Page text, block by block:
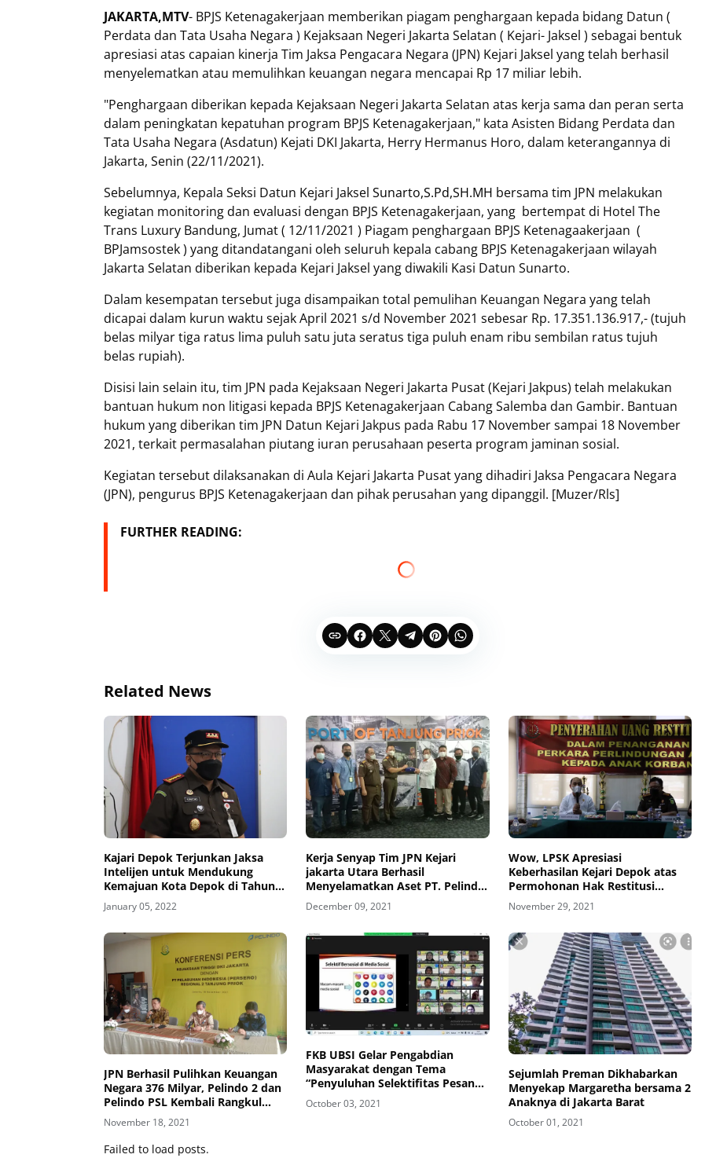
JAKARTA,MTV- BPJS Ketenagakerjaan memberikan piagam penghargaan kepada bidang Datun (
Perdata dan Tata Usaha Negara ) Kejaksaan Negeri Jakarta Selatan ( Kejari- Jaksel ) sebagai bentuk
apresiasi atas capaian kinerja Tim Jaksa Pengacara Negara (JPN) Kejari Jaksel yang telah berhasil
menyelematkan atau memulihkan keuangan negara mencapai Rp 17 miliar lebih.
"Penghargaan diberikan kepada Kejaksaan Negeri Jakarta Selatan atas kerja sama dan peran serta
dalam peningkatan kepatuhan program BPJS Ketenagakerjaan," kata Asisten Bidang Perdata dan
Tata Usaha Negara (Asdatun) Kejati DKI Jakarta, Herry Hermanus Horo, dalam keterangannya di
Jakarta, Senin (22/11/2021).
Sebelumnya, Kepala Seksi Datun Kejari Jaksel Sunarto,S.Pd,SH.MH bersama tim JPN melakukan
kegiatan monitoring dan evaluasi dengan BPJS Ketenagakerjaan, yang bertempat di Hotel The
Trans Luxury Bandung, Jumat ( 12/11/2021 ) Piagam penghargaan BPJS Ketenagaakerjaan (
BPJamsostek ) yang ditandatangani oleh seluruh kepala cabang BPJS Ketenagakerjaan wilayah
Jakarta Selatan diberikan kepada Kejari Jaksel yang diwakili Kasi Datun Sunarto.
Dalam kesempatan tersebut juga disampaikan total pemulihan Keuangan Negara yang telah
dicapai dalam kurun waktu sejak April 2021 s/d November 2021 sebesar Rp. 17.351.136.917,- (tujuh
belas milyar tiga ratus lima puluh satu juta seratus tiga puluh enam ribu sembilan ratus tujuh
belas rupiah).
Disisi lain selain itu, tim JPN pada Kejaksaan Negeri Jakarta Pusat (Kejari Jakpus) telah melakukan
bantuan hukum non litigasi kepada BPJS Ketenagakerjaan Cabang Salemba dan Gambir. Bantuan
hukum yang diberikan tim JPN Datun Kejari Jakpus pada Rabu 17 November sampai 18 November
2021, terkait permasalahan piutang iuran perusahaan peserta program jaminan sosial.
Kegiatan tersebut dilaksanakan di Aula Kejari Jakarta Pusat yang dihadiri Jaksa Pengacara Negara
(JPN), pengurus BPJS Ketenagakerjaan dan pihak perusahan yang dipanggil. [Muzer/Rls]
FURTHER READING:
Related News
Kajari Depok Terjunkan Jaksa
Intelijen untuk Mendukung
Kemajuan Kota Depok di Tahun
2022
January 05, 2022
Kerja Senyap Tim JPN Kejari
jakarta Utara Berhasil
Menyelamatkan Aset PT. Pelindo
Ratusan Milyar dalam Sebulan
December 09, 2021
Wow, LPSK Apresiasi
Keberhasilan Kejari Depok atas
Permohonan Hak Restitusi
Korban
November 29, 2021
JPN Berhasil Pulihkan Keuangan
Negara 376 Milyar, Pelindo 2 dan
Pelindo PSL Kembali Rangkul
Kejati DKI
November 18, 2021
FKB UBSI Gelar Pengabdian
Masyarakat dengan Tema
“Penyuluhan Selektifitas Pesan
Media Sosial terhadap Kaum
Wanita di Lingkungan RT 03 RW
October 03, 2021
Sejumlah Preman Dikhabarkan
Menyekap Margaretha bersama 2
Anaknya di Jakarta Barat
October 01, 2021
Failed to load posts.